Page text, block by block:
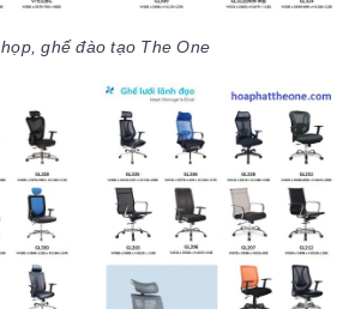
ghế đào tạo The One